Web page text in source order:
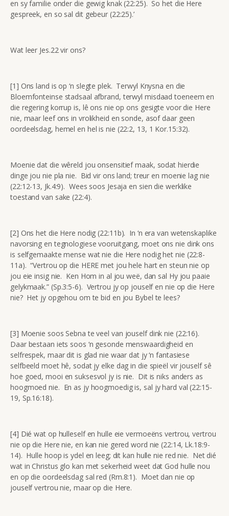
en sy familie onder die gewig knak (22:25). So het die Here
gespreek, en so sal dit gebeur (22:25).’
Wat leer Jes.22 vir ons?
[1] Ons land is op ‘n slegte plek. Terwyl Knysna en die
Bloemfonteinse stadsaal afbrand, terwyl misdaad toeneem en
die regering korrup is, lê ons nie op ons gesigte voor die Here
nie, maar leef ons in vrolikheid en sonde, asof daar geen
oordeelsdag, hemel en hel is nie (22:2, 13, 1 Kor.15:32).
Moenie dat die wêreld jou onsensitief maak, sodat hierdie
dinge jou nie pla nie. Bid vir ons land; treur en moenie lag nie
(22:12-13, Jk.4:9). Wees soos Jesaja en sien die werklike
toestand van sake (22:4).
[2] Ons het die Here nodig (22:11b). In ‘n era van wetenskaplike
navorsing en tegnologiese vooruitgang, moet ons nie dink ons
is selfgemaakte mense wat nie die Here nodig het nie (22:8-
11a). “Vertrou op die HERE met jou hele hart en steun nie op
jou eie insig nie. Ken Hom in al jou weë, dan sal Hy jou paaie
gelykmaak.” (Sp.3:5-6). Vertrou jy op jouself en nie op die Here
nie? Het jy opgehou om te bid en jou Bybel te lees?
[3] Moenie soos Sebna te veel van jouself dink nie (22:16).
Daar bestaan iets soos ‘n gesonde menswaardigheid en
selfrespek, maar dit is glad nie waar dat jy ‘n fantasiese
selfbeeld moet hê, sodat jy elke dag in die spieël vir jouself sê
hoe goed, mooi en suksesvol jy is nie. Dit is niks anders as
hoogmoed nie. En as jy hoogmoedig is, sal jy hard val (22:15-
19, Sp.16:18).
[4] Dié wat op hulleself en hulle eie vermoeëns vertrou, vertrou
nie op die Here nie, en kan nie gered word nie (22:14, Lk.18:9-
14). Hulle hoop is ydel en leeg; dit kan hulle nie red nie. Net dié
wat in Christus glo kan met sekerheid weet dat God hulle nou
en op die oordeelsdag sal red (Rm.8:1). Moet dan nie op
jouself vertrou nie, maar op die Here.